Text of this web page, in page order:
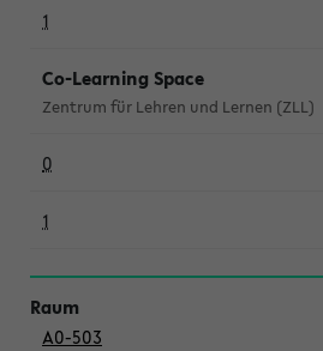
1
Co-Learning Space
Zentrum für Lehren und Lernen (ZLL)
0
1
A0-503